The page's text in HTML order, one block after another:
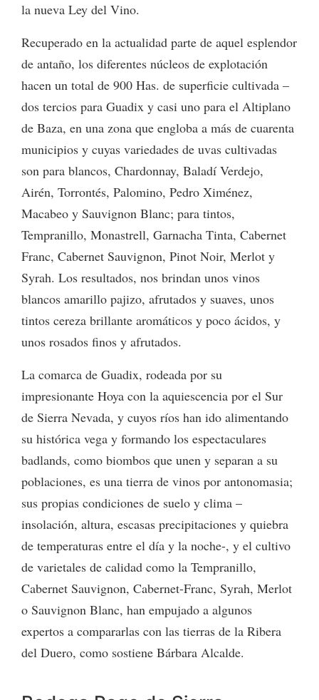
la nueva Ley del Vino.
Recuperado en la actualidad parte de aquel esplendor
de antaño, los diferentes núcleos de explotación
hacen un total de 900 Has. de superficie cultivada –
dos tercios para Guadix y casi uno para el Altiplano
de Baza, en una zona que engloba a más de cuarenta
municipios y cuyas variedades de uvas cultivadas
son para blancos, Chardonnay, Baladí Verdejo,
Airén, Torrontés, Palomino, Pedro Ximénez,
Macabeo y Sauvignon Blanc; para tintos,
Tempranillo, Monastrell, Garnacha Tinta, Cabernet
Franc, Cabernet Sauvignon, Pinot Noir, Merlot y
Syrah. Los resultados, nos brindan unos vinos
blancos amarillo pajizo, afrutados y suaves, unos
tintos cereza brillante aromáticos y poco ácidos, y
unos rosados finos y afrutados.
La comarca de Guadix, rodeada por su
impresionante Hoya con la aquiescencia por el Sur
de Sierra Nevada, y cuyos ríos han ido alimentando
su histórica vega y formando los espectaculares
badlands, como biombos que unen y separan a su
poblaciones, es una tierra de vinos por antonomasia;
sus propias condiciones de suelo y clima –
insolación, altura, escasas precipitaciones y quiebra
de temperaturas entre el día y la noche-, y el cultivo
de varietales de calidad como la Tempranillo,
Cabernet Sauvignon, Cabernet-Franc, Syrah, Merlot
o Sauvignon Blanc, han empujado a algunos
expertos a compararlas con las tierras de la Ribera
del Duero, como sostiene Bárbara Alcalde.